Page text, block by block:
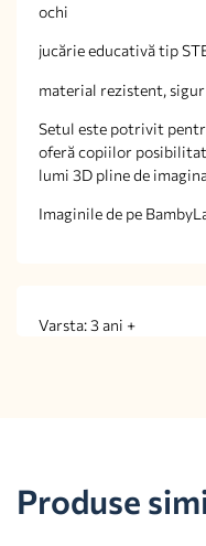
ochi
jucărie educativă tip
material rezistent,
Setul este potrivit
oferă copiilor
lumi 3D pline de
Imaginile de pe
Varsta: 3 ani +
Produse